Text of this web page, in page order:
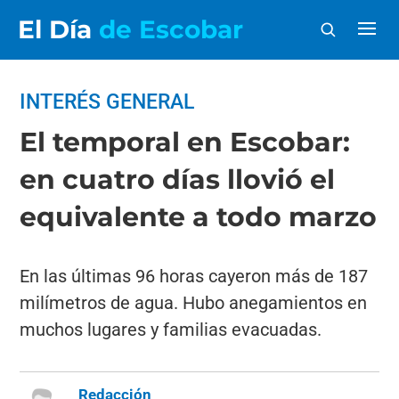
El Día de Escobar
INTERÉS GENERAL
El temporal en Escobar:
en cuatro días llovió el
equivalente a todo marzo
En las últimas 96 horas cayeron más de 187
milímetros de agua. Hubo anegamientos en
muchos lugares y familias evacuadas.
Redacción